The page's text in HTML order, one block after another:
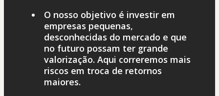
O nosso objetivo é investir em
empresas pequenas,
desconhecidas do mercado e que
no futuro possam ter grande
valorização. Aqui correremos mais
riscos em troca de retornos
maiores.